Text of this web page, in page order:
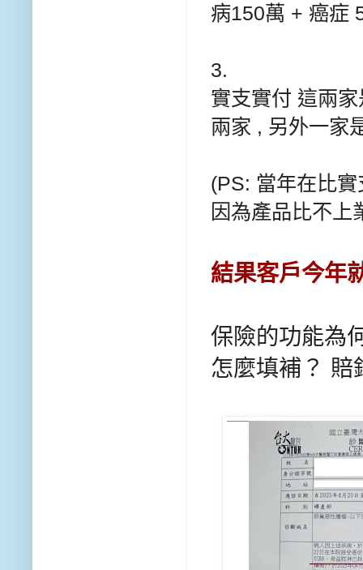
病150萬 + 癌症
3.
實支實付 這兩
兩家 , 另外一家
(PS: 當年在比
因為產品比不
結果客戶今年
保險的功能為
怎麼填補？ 賠